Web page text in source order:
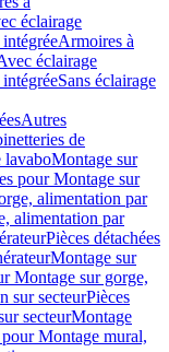
éclairage
Armoires à
éclairage
Sans éclairage
Autres
de
lavaboMontage sur
pour Montage sur
alimentation par
alimentation par
Pièces détachées
Montage sur
Montage sur gorge,
sur secteurPièces
secteurMontage
pour Montage mural,